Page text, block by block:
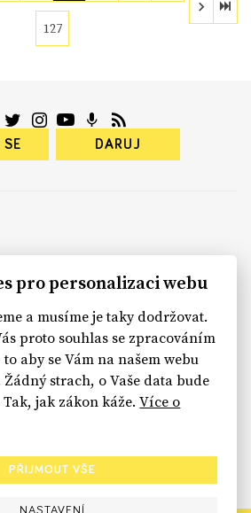
127
DARUJ
pro personalizaci webu
a musíme je taky dodržovat.
proto souhlas se zpracováním
aby se Vám na našem webu
strach, o Vaše data bude
jak zákon káže.Více o
PŘIJMOUT VŠE
NASTAVENÍ